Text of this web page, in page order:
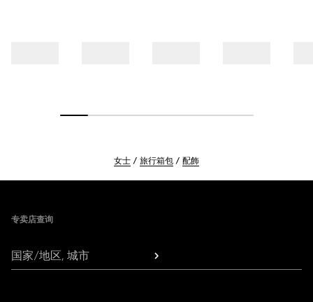
女士 旅行箱包 配飾
专卖店查询
国家/地区, 城市